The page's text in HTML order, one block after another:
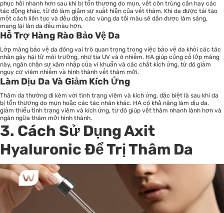
phục hồi nhanh hơn sau khi bị tổn thương do mụn, vết côn trùng cắn hay các
tác động khác, từ đó làm giảm sự xuất hiện của vết thâm. Khi da được tái tạo
một cách liên tục và đều đặn, các vùng da tối màu sẽ dần được làm sáng,
mang lại làn da đều màu hơn.
Hỗ Trợ Hàng Rào Bảo Vệ Da
Lớp màng bảo vệ da đóng vai trò quan trọng trong việc bảo vệ da khỏi các tác
nhân gây hại từ môi trường, như tia UV và ô nhiễm. HA giúp củng cố lớp màng
này, ngăn chặn sự xâm nhập của vi khuẩn và các chất kích ứng, từ đó giảm
nguy cơ viêm nhiễm và hình thành vết thâm mới.
Làm Dịu Da Và Giảm Kích Ứng
Thâm da thường đi kèm với tình trạng viêm và kích ứng, đặc biệt là sau khi da
bị tổn thương do mụn hoặc các tác nhân khác. HA có khả năng làm dịu da,
giảm thiểu tình trạng viêm và kích ứng, từ đó giúp vết thâm nhanh lành hơn và
ngăn ngừa thâm mới hình thành.
3. Cách Sử Dụng Axit
Hyaluronic Để Trị Thâm Da